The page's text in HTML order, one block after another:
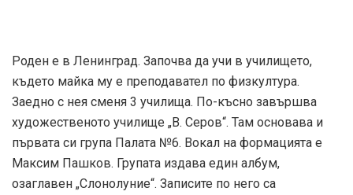
Роден е в Ленинград. Започва да учи в училището,
където майка му е преподавател по физкултура.
Заедно с нея сменя 3 училища. По-късно завършва
художественото училище „В. Серов“. Там основава и
първата си група Палата №6. Вокал на формацията е
Максим Пашков. Групата издава един албум,
озаглавен „Слонолуние“. Записите по него са